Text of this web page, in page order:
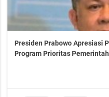
Presiden Prabowo Apresiasi
Program Prioritas Pemerintah